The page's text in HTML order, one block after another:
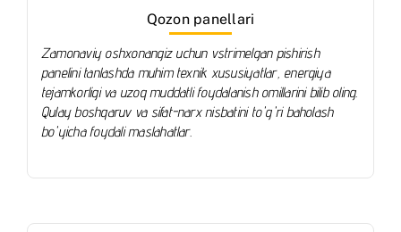
Qozon panellari
Zamonaviy oshxonangiz uchun vstrimelgan pishirish
panelini tanlashda muhim texnik xususiyatlar, energiya
tejamkorligi va uzoq muddatli foydalanish omillarini bilib oling.
Qulay boshqaruv va sifat-narx nisbatini to'g'ri baholash
bo'yicha foydali maslahatlar.